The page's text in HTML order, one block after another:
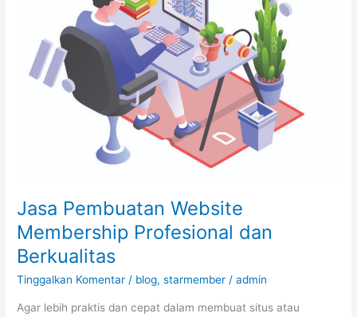
Jasa Pembuatan Website
Membership Profesional dan
Berkualitas
Tinggalkan Komentar / blog,starmember /admin
Agar lebih praktis dan cepat dalam membuat situs atau